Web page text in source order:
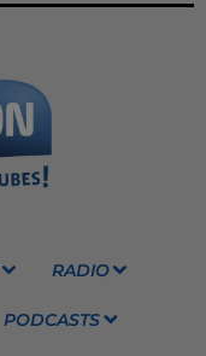
RADIO
PODCASTS